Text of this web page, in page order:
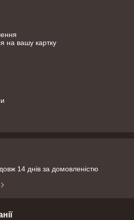
на вашу картку
14 днів за домовленістю